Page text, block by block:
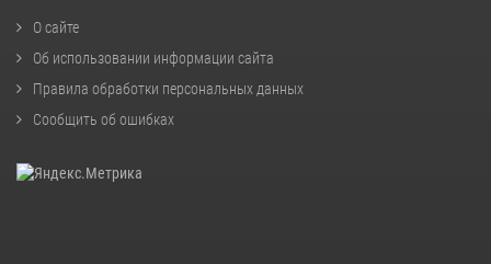
О сайте
Об использовании информации сайта
Правила обработки персональных данных
Сообщить об ошибках